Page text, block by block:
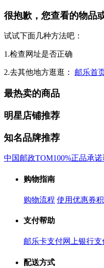
很抱歉，您查看的物品
试试下面几种方法吧：
1.检查网址是否正确
2.去其他地方逛逛： 邮乐首
最热卖的商品
明星店铺推荐
知名品牌推荐
中国邮政TOM100%正品承诺
购物指南
购物流程 使用优惠券
支付帮助
邮乐卡支付网上银行支
配送方式